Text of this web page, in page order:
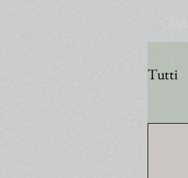
Tutti